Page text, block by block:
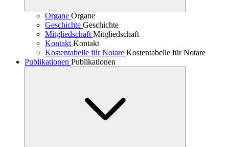
Organe Organe
Geschichte Geschichte
Mitgliedschaft Mitgliedschaft
Kontakt Kontakt
Kostentabelle für Notare Kostentabelle für Notare
Publikationen Publikationen